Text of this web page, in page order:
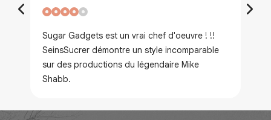
Sugar Gadgets est un vrai chef d'oeuvre ! !!
SeinsSucrer démontre un style incomparable
sur des productions du légendaire Mike
Shabb.